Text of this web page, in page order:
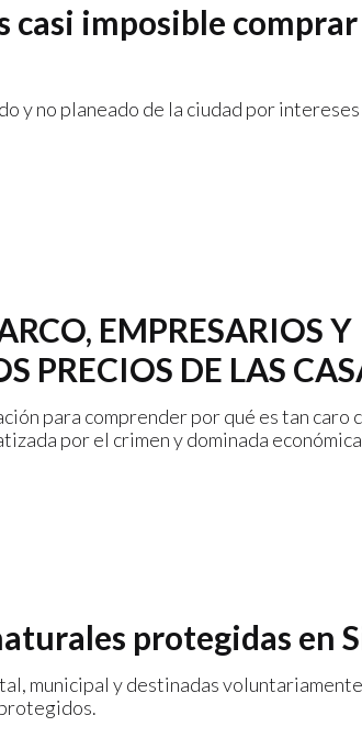
casi imposible
y no planeado de la ciudad por
EMPRESARIOS Y
PRECIOS DE LAS
para comprender por qué es tan caro
por el crimen y dominada
protegidas en
municipal y destinadas